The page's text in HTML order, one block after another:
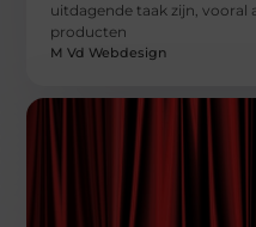
uitdagende taak zijn, vooral
producten
M Vd Webdesign